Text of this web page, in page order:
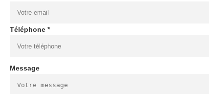
Téléphone *
Message